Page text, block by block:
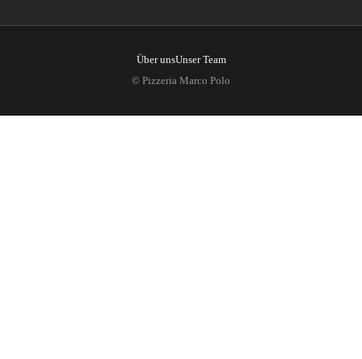
© Pizzeria Marco Polo
Über unsUnser Team